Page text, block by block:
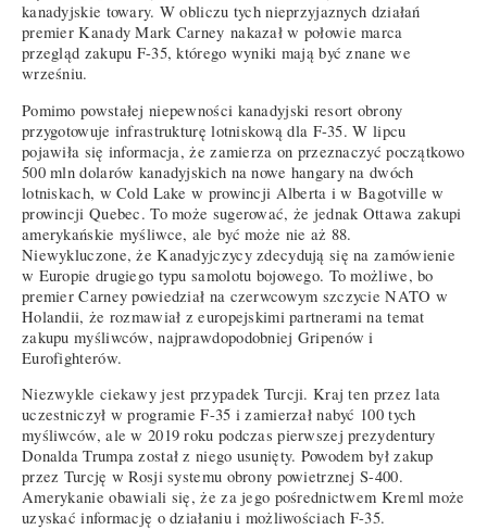
kanadyjskie towary. W obliczu tych nieprzyjaznych działań
premier Kanady Mark Carney nakazał w połowie marca
przegląd zakupu F-35, którego wyniki mają być znane we
wrześniu.
Pomimo powstałej niepewności kanadyjski resort obrony
przygotowuje infrastrukturę lotniskową dla F-35. W lipcu
pojawiła się informacja, że zamierza on przeznaczyć początkowo
500 mln dolarów kanadyjskich na nowe hangary na dwóch
lotniskach, w Cold Lake w prowincji Alberta i w Bagotville w
prowincji Quebec. To może sugerować, że jednak Ottawa zakupi
amerykańskie myśliwce, ale być może nie aż 88.
Niewykluczone, że Kanadyjczycy zdecydują się na zamówienie
w Europie drugiego typu samolotu bojowego. To możliwe, bo
premier Carney powiedział na czerwcowym szczycie NATO w
Holandii, że rozmawiał z europejskimi partnerami na temat
zakupu myśliwców, najprawdopodobniej Gripenów i
Eurofighterów.
Niezwykle ciekawy jest przypadek Turcji. Kraj ten przez lata
uczestniczył w programie F-35 i zamierzał nabyć 100 tych
myśliwców, ale w 2019 roku podczas pierwszej prezydentury
Donalda Trumpa został z niego usunięty. Powodem był zakup
przez Turcję w Rosji systemu obrony powietrznej S-400.
Amerykanie obawiali się, że za jego pośrednictwem Kreml może
uzyskać informację o działaniu i możliwościach F-35.